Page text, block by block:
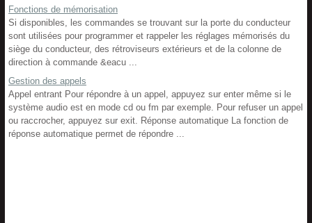
Fonctions de mémorisation
Si disponibles, les commandes se trouvant sur la porte du conducteur
sont utilisées pour programmer et rappeler les réglages mémorisés du
siège du conducteur, des rétroviseurs extérieurs et de la colonne de
direction à commande &eacu ...
Gestion des appels
Appel entrant Pour répondre à un appel, appuyez sur enter même si le
système audio est en mode cd ou fm par exemple. Pour refuser un appel
ou raccrocher, appuyez sur exit. Réponse automatique La fonction de
réponse automatique permet de répondre ...